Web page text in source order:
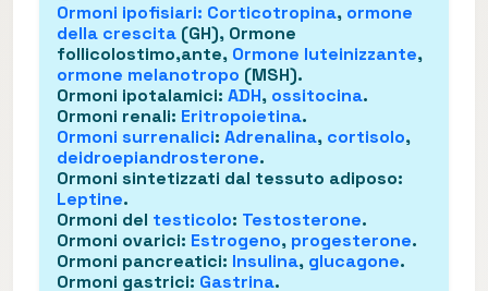
Ormoni ipofisiari: Corticotropina, ormone
della crescita (GH), Ormone
follicolostimo,ante, Ormone luteinizzante,
ormone melanotropo (MSH).
Ormoni ipotalamici: ADH, ossitocina.
Ormoni renali: Eritropoietina.
Ormoni surrenalici: Adrenalina, cortisolo,
deidroepiandrosterone.
Ormoni sintetizzati dal tessuto adiposo:
Leptine.
Ormoni del testicolo: Testosterone.
Ormoni ovarici: Estrogeno, progesterone.
Ormoni pancreatici: Insulina, glucagone.
Ormoni gastrici: Gastrina.